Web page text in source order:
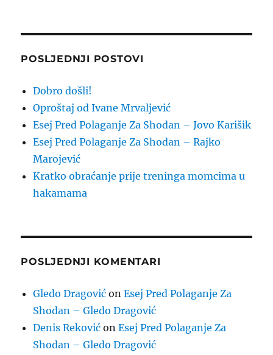
POSLJEDNJI POSTOVI
Dobro došli!
Oproštaj od Ivane Mrvaljević
Esej Pred Polaganje Za Shodan – Jovo Karišik
Esej Pred Polaganje Za Shodan – Rajko
Marojević
Kratko obraćanje prije treninga momcima u
hakamama
POSLJEDNJI KOMENTARI
Gledo Dragović onEsej Pred Polaganje Za
Shodan – Gledo Dragović
Denis Reković onEsej Pred Polaganje Za
Shodan – Gledo Dragović